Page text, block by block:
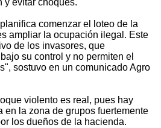
y evitar choques.
comenzar el loteo de la
ampliar la ocupación ilegal. Este
de los invasores, que
su control y no permiten el
sostuvo en un comunicado Agro
violento es real, pues hay
en la zona de grupos fuertemente
los dueños de la hacienda.